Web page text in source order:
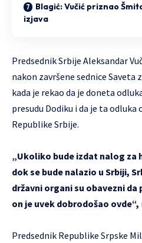
Blagić: Vučić priznao
izjava
Predsednik Srbije Aleksandar
nakon završene sednice
kada je rekao da je doneta
presudu Dodiku i da je ta odluka
Republike Srbije.
„Ukoliko bude izdat nalog za
dok se bude nalazio u Srbiji,
državni organi su obavezni
on je uvek dobrodošao ovde“,
Predsednik Republike Srpske